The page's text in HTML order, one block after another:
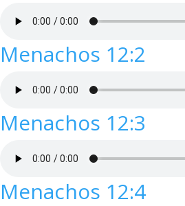
Menachos 12:2
Menachos 12:3
Menachos 12:4